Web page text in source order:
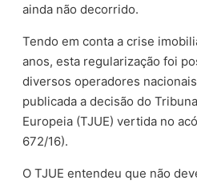
ainda não decorrido.
Tendo em conta a crise
anos, esta regularização foi
diversos operadores
publicada a decisão do
Europeia (TJUE) vertida no
672/16).
O TJUE entendeu que não